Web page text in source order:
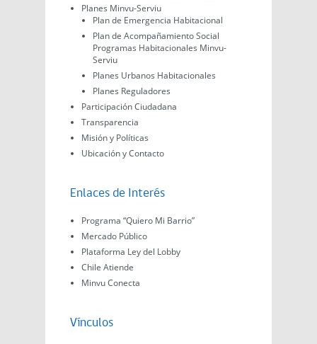
Planes Minvu-Serviu
Plan de Emergencia Habitacional
Plan de Acompañamiento Social
Programas Habitacionales Minvu-
Serviu
Planes Urbanos Habitacionales
Planes Reguladores
Participación Ciudadana
Transparencia
Misión y Políticas
Ubicación y Contacto
Enlaces de Interés
Programa “Quiero Mi Barrio”
Mercado Público
Plataforma Ley del Lobby
Chile Atiende
Minvu Conecta
Vínculos